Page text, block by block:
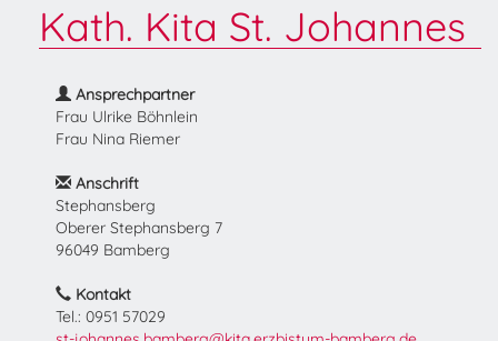
Kath. Kita St. Johannes
Ansprechpartner
Frau Ulrike Böhnlein
Frau Nina Riemer
Anschrift
Stephansberg
Oberer Stephansberg 7
96049 Bamberg
Kontakt
Tel.: 0951 57029